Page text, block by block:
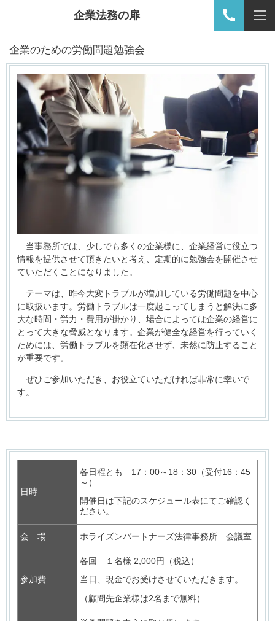
企業法務の扉
企業のための労働問題勉強会
当事務所では、少しでも多くの企業様に、企業経営に役立つ
情報を提供させて頂きたいと考え、定期的に勉強会を開催させ
ていただくことになりました。
テーマは、昨今大変トラブルが増加している労働問題を中心
に取扱います。労働トラブルは一度起こってしまうと解決に多
大な時間・労力・費用が掛かり、場合によっては企業の経営に
とって大きな脅威となります。企業が健全な経営を行っていく
ためには、労働トラブルを顕在化させず、未然に防止すること
が重要です。
ぜひご参加いただき、お役立ていただければ非常に幸いで
す。
日時
各日程とも 17：00～18：30（受付16：45
～）
開催日は下記のスケジュール表にてご確認く
ださい。
会 場 ホライズンパートナーズ法律事務所 会議室
参加費
各回 １名様 2,000円（税込）
当日、現金でお受けさせていただきます。
（顧問先企業様は2名まで無料）